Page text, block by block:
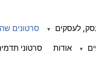
לעסקים סרטונים
אודות סרטוני